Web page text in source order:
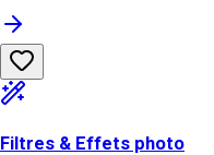
Filtres & Effets photo